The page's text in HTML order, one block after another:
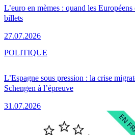
L’euro en mèmes : quand les
billets
27.07.2026
L’Espagne sous pression : la crise
Schengen à l’épreuve
31.07.2026
POLITIQUE